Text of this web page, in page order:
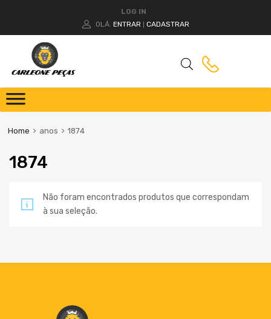
LOG IN
OLÁ. ENTRAR CADASTRAR
Home anos 1874
1874
Não foram encontrados produtos que correspondam
à sua seleção.